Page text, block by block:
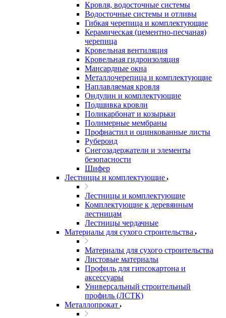
Кровля, водосточные системы
Водосточные системы и отливы
Гибкая черепица и комплектующие
Керамическая (цементно-песчаная)
черепица
Кровельная вентиляция
Кровельная гидроизоляция
Мансардные окна
Металлочерепица и комплектующие
Наплавляемая кровля
Ондулин и комплектующие
Подшивка кровли
Поликарбонат и козырьки
Полимерные мембраны
Профнастил и оцинкованные листы
Рубероид
Снегозадержатели и элементы
безопасности
Шифер
Лестницы и комплектующие
Лестницы и комплектующие
Комплектующие к деревянным
лестницам
Лестницы чердачные
Материалы для сухого строительства
Материалы для сухого строительства
Листовые материалы
Профиль для гипсокартона и
аксессуары
Универсальный строительный
профиль (ЛСТК)
Металлопрокат